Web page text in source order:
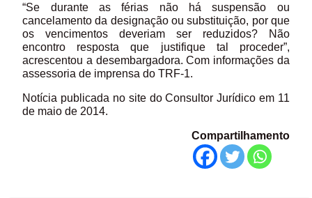
“Se durante as férias não há suspensão ou
cancelamento da designação ou substituição, por que
os vencimentos deveriam ser reduzidos? Não
encontro resposta que justifique tal proceder”,
acrescentou a desembargadora. Com informações da
assessoria de imprensa do TRF-1.
Notícia publicada no site do Consultor Jurídico em 11
de maio de 2014.
Compartilhamento